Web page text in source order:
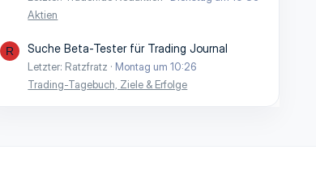
Aktien
R Suche Beta-Tester für Trading Journal
Letzter: Ratzfratz
Montag um 10:26
Trading-Tagebuch, Ziele & Erfolge